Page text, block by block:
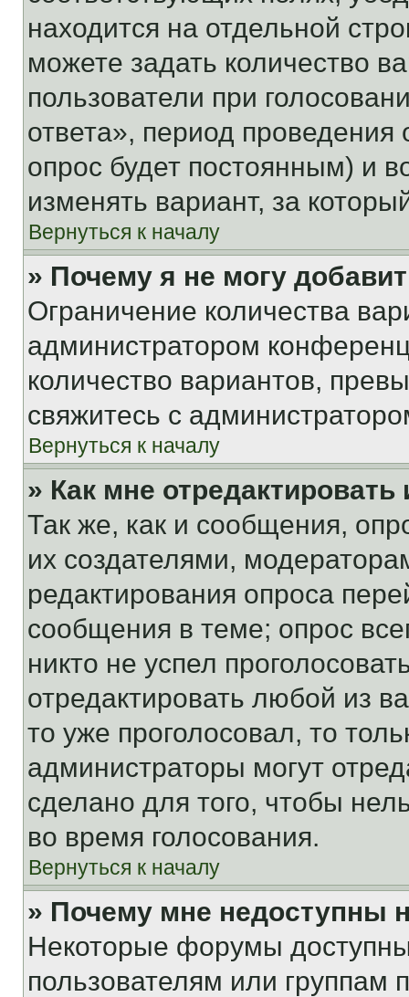
находится на отдельной
можете задать количество
пользователи при
ответа», период проведения
опрос будет постоянным) и
изменять вариант, за
Вернуться к началу
» Почему я не могу
Ограничение количества
администратором
количество вариантов,
свяжитесь с
Вернуться к началу
» Как мне
Так же, как и сообщения,
их создателями,
редактирования опроса
сообщения в теме; опрос
никто не успел
отредактировать любой из
то уже проголосовал, то
администраторы могут
сделано для того, чтобы
во время голосования.
Вернуться к началу
» Почему мне недоступны
Некоторые форумы
пользователям или группам